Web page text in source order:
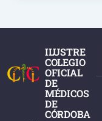
ILUSTRE
COLEGIO
OFICIAL
DE
MÉDICOS
DE
CÓRDOBA